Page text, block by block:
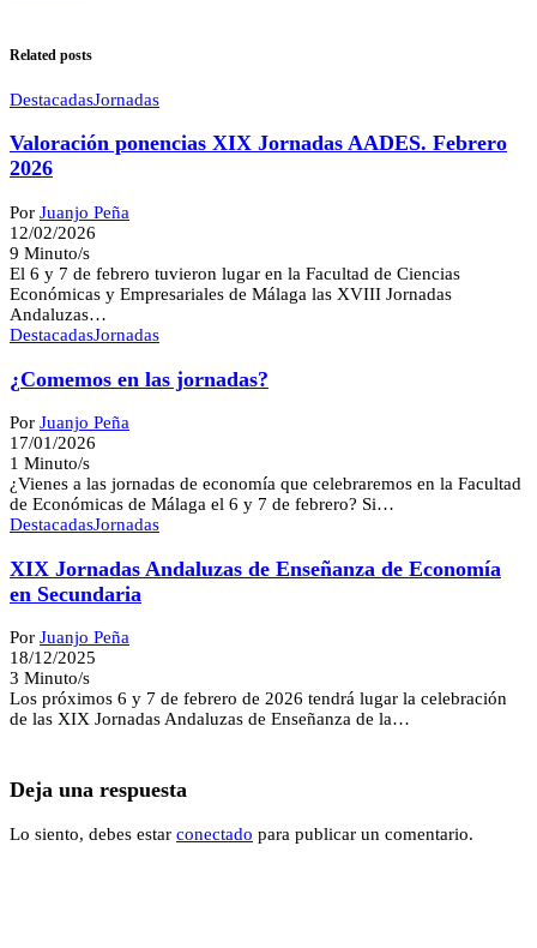
Related posts
DestacadasJornadas
Valoración ponencias XIX Jornadas AADES. Febrero
2026
Por Juanjo Peña
12/02/2026
9 Minuto/s
El 6 y 7 de febrero tuvieron lugar en la Facultad de Ciencias
Económicas y Empresariales de Málaga las XVIII Jornadas
Andaluzas…
DestacadasJornadas
¿Comemos en las jornadas?
Por Juanjo Peña
17/01/2026
1 Minuto/s
¿Vienes a las jornadas de economía que celebraremos en la Facultad
de Económicas de Málaga el 6 y 7 de febrero? Si…
DestacadasJornadas
XIX Jornadas Andaluzas de Enseñanza de Economía
en Secundaria
Por Juanjo Peña
18/12/2025
3 Minuto/s
Los próximos 6 y 7 de febrero de 2026 tendrá lugar la celebración
de las XIX Jornadas Andaluzas de Enseñanza de la…
Deja una respuesta
Lo siento, debes estar conectado para publicar un comentario.